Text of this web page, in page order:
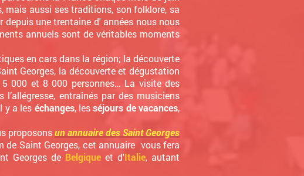
mais aussi ses traditions, son folklore, sa
une trentaine d' années nous nous
annuels sont de véritables moments
en cars dans la région; la découverte
Georges, la découverte et dégustation
000 et 8 000 personnes… La visite des
entraînés par des musiciens
y a les échanges, lesséjours de vacances,
proposons un annuaire des Saint Georges
Saint Georges, cet annuaire vous fera
Georges de Belgique et d'Italie, autant